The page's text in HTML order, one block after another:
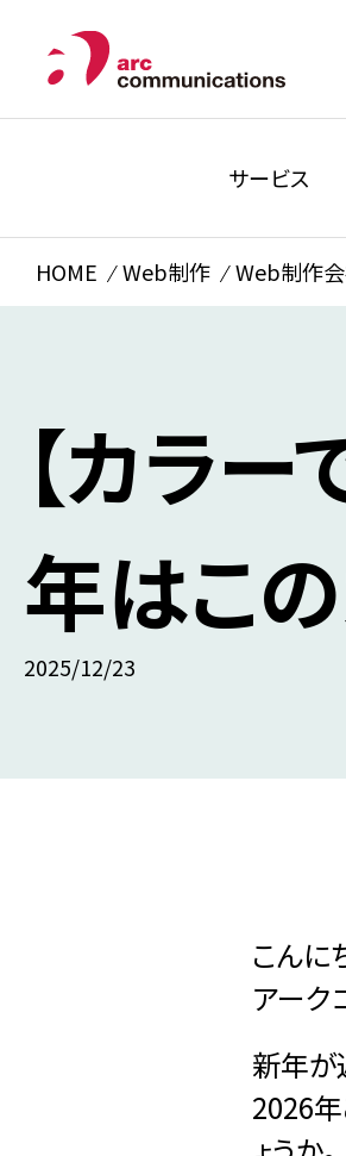
サービス
HOME Web制作 Web制作
【カラ
年はこ
2025/12/23
こんに
アーク
新年が
2026